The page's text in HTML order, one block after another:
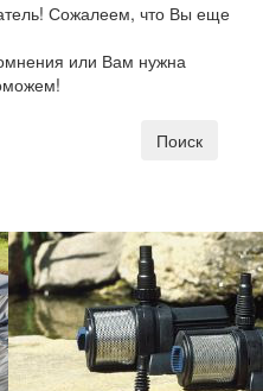
Сожалеем, что Вы еще
или Вам нужна
Поиск